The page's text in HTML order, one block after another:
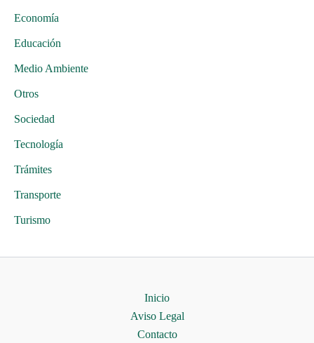
Economía
Educación
Medio Ambiente
Otros
Sociedad
Tecnología
Trámites
Transporte
Turismo
Inicio
Aviso Legal
Contacto